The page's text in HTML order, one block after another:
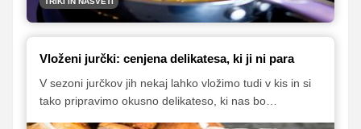
Vloženi jurčki: cenjena delikatesa, ki ji ni para
V sezoni jurčkov jih nekaj lahko vložimo tudi v kis in si
tako pripravimo okusno delikateso, ki nas bo